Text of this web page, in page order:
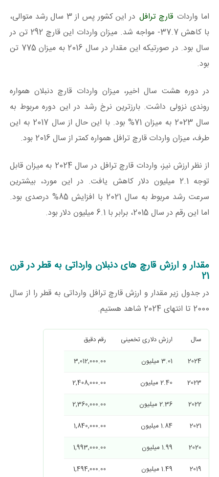
اما واردات قارچ ترافل
در این کشور پس از 3 سال رشد متوالی،
با کاهش 37.7- مواجه شد. میزان واردات این قارچ 292 تن در
سال بود. در صورتیکه این مقدار در سال 2016 به میزان 775 تن
بود.
در دوره هشت سال اخیر، میزان واردات قارچ دنبلان همواره
روندی نزولی داشت. بارزترین نرخ رشد در این دوره مربوط به
سال 2023 به میزان 71% بود. با این حال از سال 2017 به این
طرف، میزان واردات قارچ ترافل همواره کمتر از سال 2016 بود.
از نظر ارزش نیز، واردات قارچ ترافل در سال 2024 به میزان قابل
توجه 2.1 میلیون دلار کاهش یافت. در این مورد، بیشترین
سرعت رشد مربوط به سال 2021 با افزایش 85% درصدی بود.
اما این رقم در سال 2015، برابر با 6.1 میلیون دلار بود.
مقدار و ارزش قارچ های دنبلان وارداتی به قطر در قرن
21
در جدول زیر مقدار و ارزش قارچ ترافل وارداتی به قطر را از سال
2000 تا انتهای 2024 شاهد هستیم.
سال ارزش دلاری تخمینی
رقم دقیق
2024
3.01 میلیون
3,012,000.00
2023
2.40 میلیون
2,408,000.00
2022
2.36 میلیون
2,360,000.00
2021
1.84 میلیون
1,840,000.00
2020
1.99 میلیون
1,993,000.00
2019
1.49 میلیون
1,494,000.00